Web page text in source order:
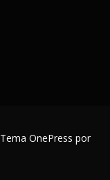
Tema OnePress por